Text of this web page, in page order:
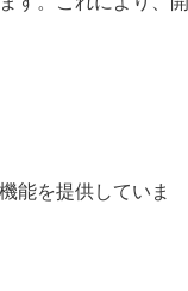
能を提供していま